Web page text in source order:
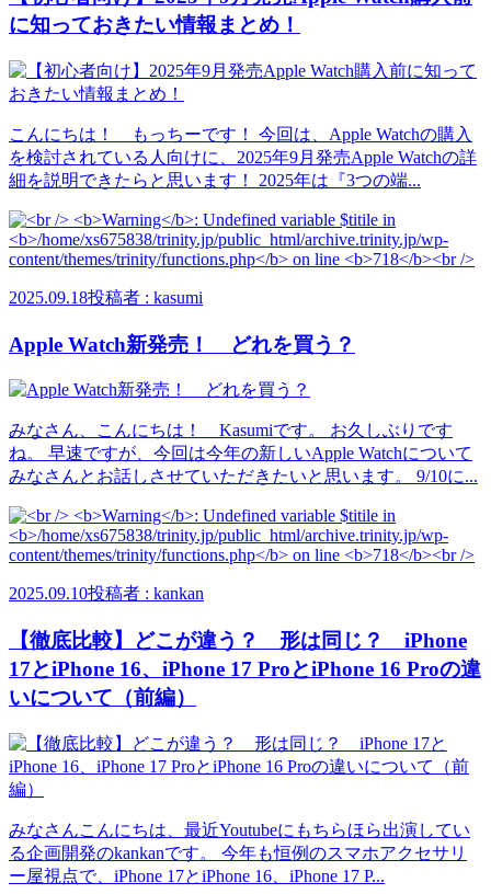
に知っておきたい情報まとめ！
こんにちは！ もっちーです！ 今回は、Apple Watchの購入
を検討されている人向けに、2025年9月発売Apple Watchの詳
細を説明できたらと思います！ 2025年は『3つの端...
2025.09.18投稿者 : kasumi
Apple Watch新発売！ どれを買う？
みなさん、こんにちは！ Kasumiです。 お久しぶりです
ね。 早速ですが、今回は今年の新しいApple Watchについて
みなさんとお話しさせていただきたいと思います。 9/10に...
2025.09.10投稿者 : kankan
【徹底比較】どこが違う？ 形は同じ？ iPhone
17とiPhone 16、iPhone 17 ProとiPhone 16 Proの違
いについて（前編）
みなさんこんにちは、最近Youtubeにもちらほら出演してい
る企画開発のkankanです。 今年も恒例のスマホアクセサリ
ー屋視点で、iPhone 17とiPhone 16、iPhone 17 P...